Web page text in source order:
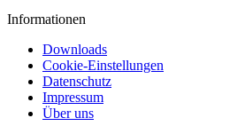
Informationen
Downloads
Cookie-Einstellungen
Datenschutz
Impressum
Über uns